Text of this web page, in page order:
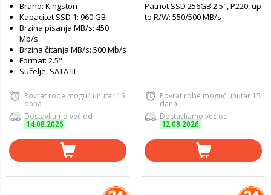
Brand: Kingston
Kapacitet SSD 1: 960 GB
Brzina pisanja MB/s: 450
Mb/s
Brzina čitanja MB/s: 500 Mb/s
Format: 2.5"
Sučelje: SATA III
Povrat robe moguć unutar 15
dana
Dostavljamo već od
14.08.2026
Patriot SSD 256GB 2.5", P220, up
to R/W: 550/500 MB/s
Povrat robe moguć unutar 15
dana
Dostavljamo već od
12.08.2026